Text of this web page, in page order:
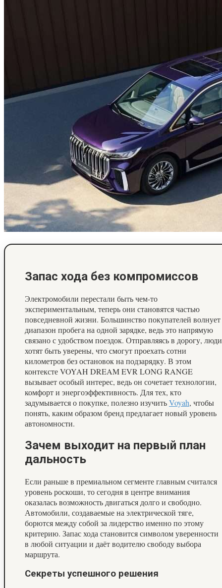
Запас хода без компромиссов
Электромобили перестали быть чем-то
экспериментальным, теперь они становятся частью
повседневной жизни. Большинство покупателей волнует
диапазон пробега на одной зарядке, ведь это напрямую
связано с удобством поездок. Отправляясь в дорогу, люди
хотят быть уверены, что смогут проехать сотни
километров без остановок на подзарядку. В этом
контексте VOYAH DREAM EVR LONG RANGE
вызывает особый интерес, ведь он сочетает технологии,
комфорт и энергоэффективность. Для тех, кто
задумывается о покупке, полезно изучитьVoyah, чтобы
понять, каким образом бренд предлагает новый уровень
автономности.
Зачем выходит на первый план
дальность
Если раньше в премиальном сегменте главным считался
уровень роскоши, то сегодня в центре внимания
оказалась возможность двигаться долго и свободно.
Автомобили, создаваемые на электрической тяге,
борются между собой за лидерство именно по этому
критерию. Запас хода становится символом уверенности
в любой ситуации и даёт водителю свободу выбора
маршрута.
Секреты успешного решения